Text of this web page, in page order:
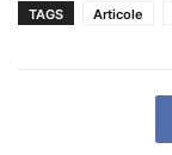
TAGS Articole